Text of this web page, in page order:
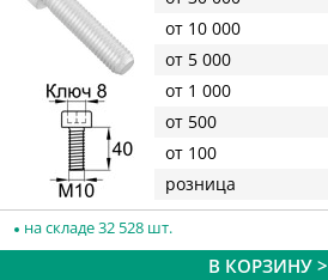
от 10 000
от 5 000
от 1 000
от 500
от 100
розница
на складе 32 528 шт.
В КОРЗИНУ >